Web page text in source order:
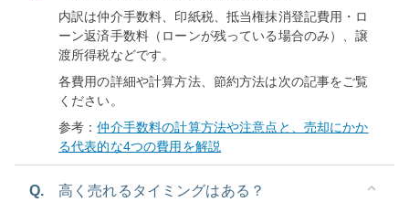
内訳は仲介手数料、印紙税、抵当権抹消登記費用・ロ
ーン返済手数料（ローンが残っている場合のみ）、譲
渡所得税などです。
各費用の詳細や計算方法、節約方法は次の記事をご覧
ください。
参考：仲介手数料の計算方法や注意点と、売却にかか
る代表的な4つの費用を解説
Q. 高く売れるタイミングはある？